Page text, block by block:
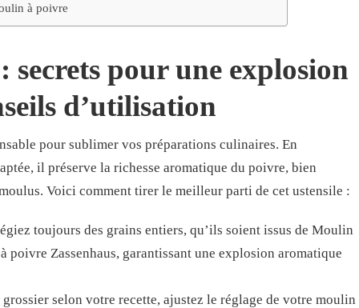
à poivre
pour une explosion
d’utilisation
pour sublimer vos préparations culinaires. En
il préserve la richesse aromatique du poivre, bien
Voici comment tirer le meilleur parti de cet ustensile :
toujours des grains entiers, qu’ils soient issus de Moulin
poivre Zassenhaus, garantissant une explosion aromatique
selon votre recette, ajustez le réglage de votre moulin